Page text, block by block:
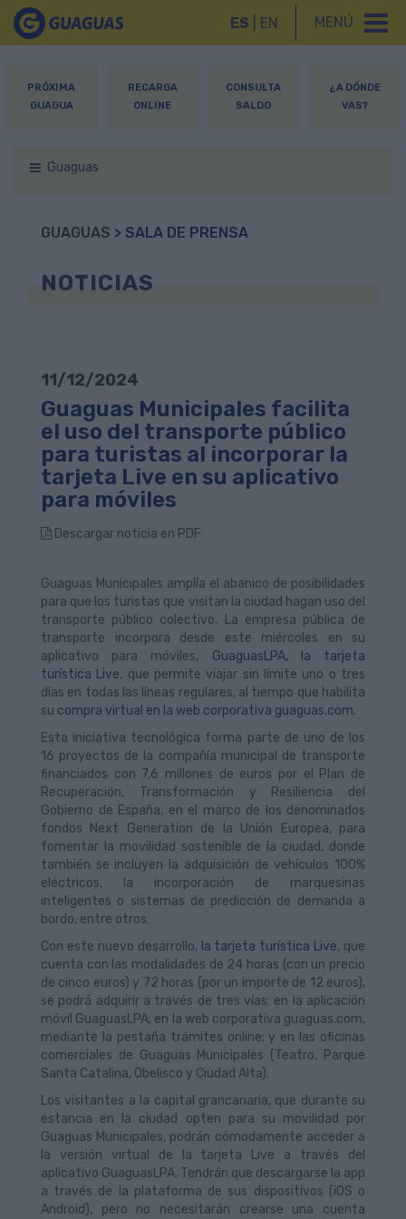
MENÚ
ES EN
PRÓXIMA
GUAGUA
RECARGA
ONLINE
CONSULTA
SALDO
¿A DÓNDE
VAS?
Guaguas
GUAGUAS > SALA DE PRENSA
NOTICIAS
11/12/2024
Guaguas Municipales facilita
el uso del transporte público
para turistas al incorporar la
tarjeta Live en su aplicativo
para móviles
Descargar noticia en PDF
Guaguas Municipales amplía el abanico de posibilidades
para que los turistas que visitan la ciudad hagan uso del
transporte público colectivo. La empresa pública de
transporte incorpora desde este miércoles en su
aplicativo para móviles, GuaguasLPA, la tarjeta
turística Live, que permite viajar sin límite uno o tres
días en todas las líneas regulares, al tiempo que habilita
su compra virtual en la web corporativa guaguas.com.
Esta iniciativa tecnológica forma parte de uno de los
16 proyectos de la compañía municipal de transporte
financiados con 7,6 millones de euros por el Plan de
Recuperación, Transformación y Resiliencia del
Gobierno de España, en el marco de los denominados
fondos Next Generation de la Unión Europea, para
fomentar la movilidad sostenible de la ciudad, donde
también se incluyen la adquisición de vehículos 100%
eléctricos, la incorporación de marquesinas
inteligentes o sistemas de predicción de demanda a
bordo, entre otros.
Con este nuevo desarrollo, la tarjeta turística Live, que
cuenta con las modalidades de 24 horas (con un precio
de cinco euros) y 72 horas (por un importe de 12 euros),
se podrá adquirir a través de tres vías: en la aplicación
móvil GuaguasLPA; en la web corporativa guaguas.com,
mediante la pestaña trámites online; y en las oficinas
comerciales de Guaguas Municipales (Teatro, Parque
Santa Catalina, Obelisco y Ciudad Alta).
Los visitantes a la capital grancanaria, que durante su
estancia en la ciudad opten para su movilidad por
Guaguas Municipales, podrán cómodamente acceder a
la versión virtual de la tarjeta Live a través del
aplicativo GuaguasLPA. Tendrán que descargarse la app
a través de la plataforma de sus dispositivos (iOS o
Android), pero no necesitarán crearse una cuenta